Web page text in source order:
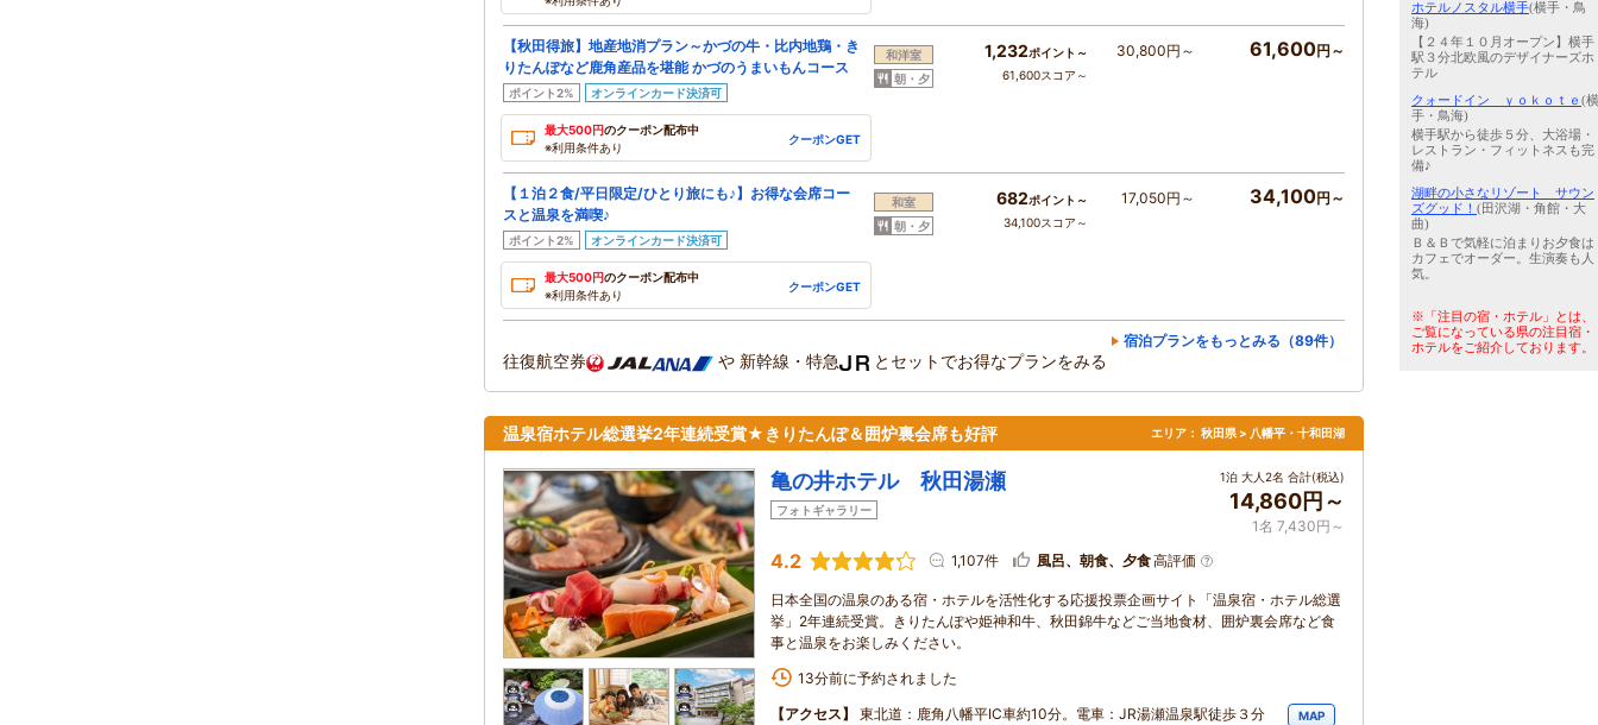
【秋田得旅】地産地消プラン～かづの牛・比内地鶏・き
りたんぽなど鹿角産品を堪能 かづのうまいもんコース
ポイント2% オンラインカード決済可
最大500円のクーポン配布中
※利用条件あり
クーポンGET
和洋室
朝・夕
1,232ポイント～
61,600スコア～
30,800円～ 61,600円～
【１泊２食/平日限定/ひとり旅にも♪】お得な会席コー
スと温泉を満喫♪
ポイント2% オンラインカード決済可
最大500円のクーポン配布中
※利用条件あり
クーポンGET
和室
朝・夕
682ポイント～
34,100スコア～
17,050円～ 34,100円～
宿泊プランをもっとみる（89件）
往復航空券 や 新幹線・特急 とセットでお得なプランをみる
温泉宿ホテル総選挙2年連続受賞★きりたんぽ＆囲炉裏会席も好評 エリア： 秋田県 > 八幡平・十和田湖
亀の井ホテル 秋田湯瀬
フォトギャラリー
1泊 大人2名 合計(税込)
14,860円～
1名 7,430円～
4.2 1,107件 風呂、朝食、夕食高評価
日本全国の温泉のある宿・ホテルを活性化する応援投票企画サイト「温泉宿・ホテル総選
挙」2年連続受賞。きりたんぽや姫神和牛、秋田錦牛などご当地食材、囲炉裏会席など食
事と温泉をお楽しみください。
13分前に予約されました
【アクセス】
東北道：鹿角八幡平IC車約10分。電車：JR湯瀬温泉駅徒歩３分
MAP
ホテルノスタル横手(横手・鳥
海)
【２４年１０月オープン】横手
駅３分北欧風のデザイナーズホ
テル
クォードイン ｙｏｋｏｔｅ (横
手・鳥海)
横手駅から徒歩５分、大浴場・
レストラン・フィットネスも完
備♪
湖畔の小さなリゾート サウン
ズグッド！ (田沢湖・角館・大
曲)
Ｂ＆Ｂで気軽に泊まりお夕食は
カフェでオーダー。生演奏も人
気。
※「注目の宿・ホテル」とは、
ご覧になっている県の注目宿・
ホテルをご紹介しております。